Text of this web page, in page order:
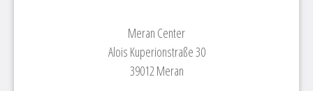
Meran Center
Alois Kuperionstraße 30
39012 Meran